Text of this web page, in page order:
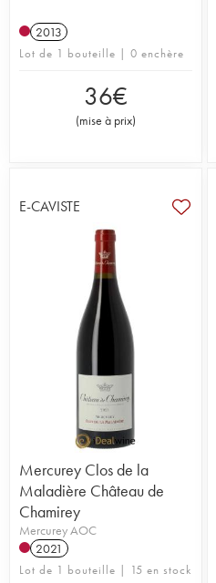
2013
Lot de 1 bouteille | 0 enchère
36€
(mise à prix)
E-CAVISTE
Mercurey Clos de la
Maladière Château de
Chamirey
Mercurey AOC
2021
Lot de 1 bouteille | 15 en stock